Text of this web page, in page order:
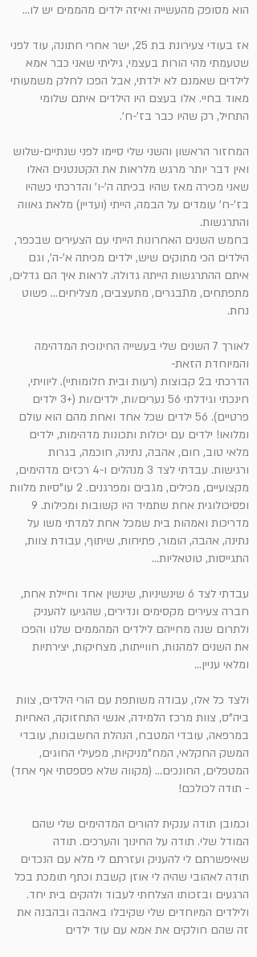
הוא מסופק מהעשייה ואיזה ילדים מהממים יש לו...
אז בעודי צעירונת בת 25, ישר אחרי חתונה, עוד לפני
שטעמתי מהי הורות בעצמי, גיליתי שאני כבר אמא
לילדים שאמנם לא ילדתי, אבל הפכו לחלק משמעותי
מאוד בחיי. אלו בעצם היו הילדים איתם שלומי
התחיל, רק שהיו כבר בז'-ח'.
המחזור הראשון והשני שלי סיימו לפני שנתיים-שלוש
ואין דבר יותר מרגש מלראות את הקטנטנים האלו
שאני מכירה מאז שהיו בכיתה ה'-ו' והדרכתי כשהיו
בז'-ח' עומדים על הבמה, הייתי (ועדיין) מלאת גאווה
והתרגשות.
בחמש השנים האחרונות הייתי עם הצעירים שבכפר,
הילדים הכי מתוקים שיש, ילדים מכיתה א'-ה', וגם
איתם ההתרגשות הייתה גדולה. לראות איך הם גדלים,
מתפתחים, מתבגרים, מתעצבים, מצליחים... פשוט
נחת.
לאורך 7 השנים שלי בעשייה החינוכית המדהימה
והמיוחדת הזאת-
הדרכתי ב2 קבוצות (רעות ובית חלומותיי). ליוויתי,
חינכתי וגידלתי 56 נערים/ות, ילדים/ות (+3 ילדים
פרטיים). 56 ילדים שכל אחד ואחת מהם הוא עולם
ומלואו! ילדים עם יכולות ותכונות מדהימות, ילדים
מלאי טוב, חום, אהבה, נתינה, חוכמה, בגרות
ורגישות. עבדתי לצד 3 מנהלים ו-4 רכזים מדהימים,
מקצועיים, מכילים, מגבים ומפרגנים. 2 עו"סיות מלוות
ופסיכולוגית אחת שתמיד היו קשובות ומכילות. 9
מדריכות ואמהות בית שמכל אחת למדתי משו על
נתינה, אהבה, הומור, פתיחות, שיתוף, עבודת צוות,
התגייסות, טוטאליות...
עבדתי לצד 6 שינשיניות, שינשין אחד וחיילת אחת,
חברה צעירים מקסימים ונדירים, שהגיעו להעניק
ולתרום שנה מחייהם לילדים המהממים שלנו והפכו
את השנים למהנות, חווייתות, מצחיקות, יצירתיות
ומלאי עניין...
ולצד כל אלו, עבודה משותפת עם הורי הילדים, צוות
ביה"ס, צוות מרכז הלמידה, אנשי התחזוקה, האחיות
במרפאה, עובדי המטבח, הנהלת החשבונות, עובדי
המשק החקלאי, המח"מניקיות, מפעילי החוגים,
המטפלים, החונכים... (מקווה שלא פספסתי אף אחד)
- תודה לכולכם!
וכמובן תודה ענקית להורים המדהימים שלי שהם
המודל שלי. תודה על החינוך והערכים. תודה
שאיפשרתם לי להעניק ועזרתם לי מלא עם הנכדים
תודה לאהובי שהיה לי אוזן קשבת וכתף תומכת בכל
הרגעים ובזכותו הצלחתי לעבוד ולהקים בית יחד.
ולילדים המיוחדים שלי שקיבלו באהבה ובהבנה את
זה שהם חולקים את אמא עם עוד ילדים